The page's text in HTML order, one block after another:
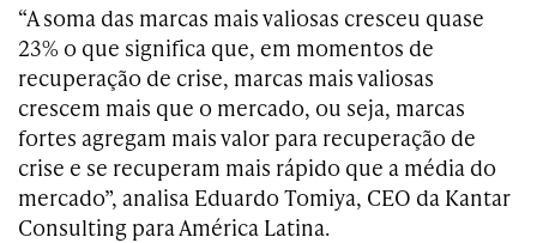
“A soma das marcas mais valiosas cresceu quase
23% o que significa que, em momentos de
recuperação de crise, marcas mais valiosas
crescem mais que o mercado, ou seja, marcas
fortes agregam mais valor para recuperação de
crise e se recuperam mais rápido que a média do
mercado”, analisa Eduardo Tomiya, CEO da Kantar
Consulting para América Latina.